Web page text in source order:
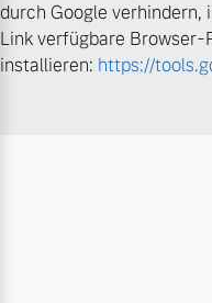
durch Google verhindern,
Link verfügbare
installieren: https://